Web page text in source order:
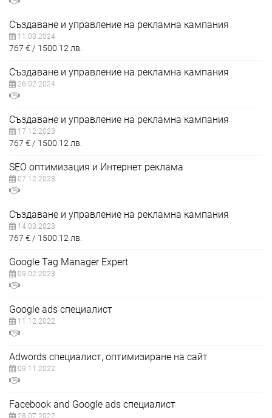
Създаване и управление на рекламна кампания
11.03.2024
767 € 1500.12 лв.
Създаване и управление на рекламна кампания
26.02.2024
Създаване и управление на рекламна кампания
17.12.2023
767 € 1500.12 лв.
SEO оптимизация и Интернет реклама
07.12.2023
Създаване и управление на рекламна кампания
14.03.2023
767 € 1500.12 лв.
Google Tag Manager Expert
09.02.2023
Google ads специалист
11.12.2022
Adwords специалист, оптимизиране на сайт
09.11.2022
Facebook and Google ads специалист
28.07.2022